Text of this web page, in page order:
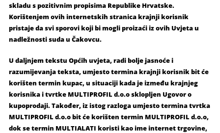
skladu s pozitivnim propisima Republike Hrvatske.
Korištenjem ovih internetskih stranica krajnji korisnik
pristaje da svi sporovi koji bi mogli proizaći iz ovih Uvjeta u
nadležnosti suda u Čakovcu.
U daljnjem tekstu Općih uvjeta, radi bolje jasnoće i
razumijevanja teksta, umjesto termina krajnji korisnik bit će
korišten termin kupac, u situaciji kada je između krajnjeg
korisnika i tvrtke MULTIPROFIL d.o.o sklopljen Ugovor o
kupoprodaji. Također, iz istog razloga umjesto termina tvrtka
MULTIPROFIL d.o.o bit će korišten termin MULTIPROFIL d.o.o,
dok se termin MULTIALATI koristi kao ime internet trgovine,